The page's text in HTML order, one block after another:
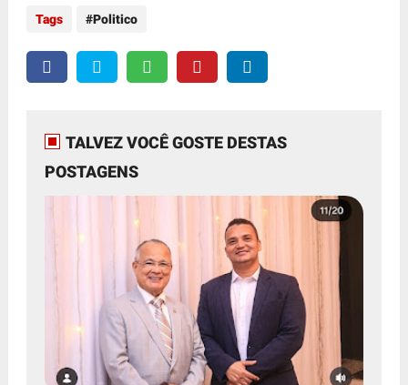
Tags Politico
TALVEZ VOCÊ GOSTE DESTAS
POSTAGENS